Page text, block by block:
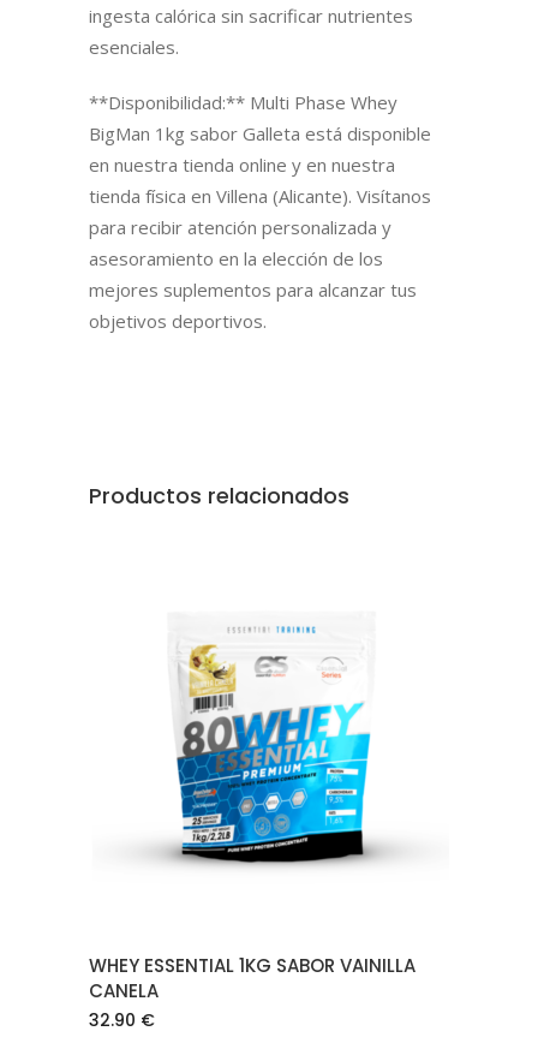
ingesta calórica sin sacrificar nutrientes
esenciales.
**Disponibilidad:** Multi Phase Whey
BigMan 1kg sabor Galleta está disponible
en nuestra tienda online y en nuestra
tienda física en Villena (Alicante). Visítanos
para recibir atención personalizada y
asesoramiento en la elección de los
mejores suplementos para alcanzar tus
objetivos deportivos.
Productos relacionados
AÑADIR AL CARRITO
WHEY ESSENTIAL 1KG SABOR VAINILLA
CANELA
32.90 €